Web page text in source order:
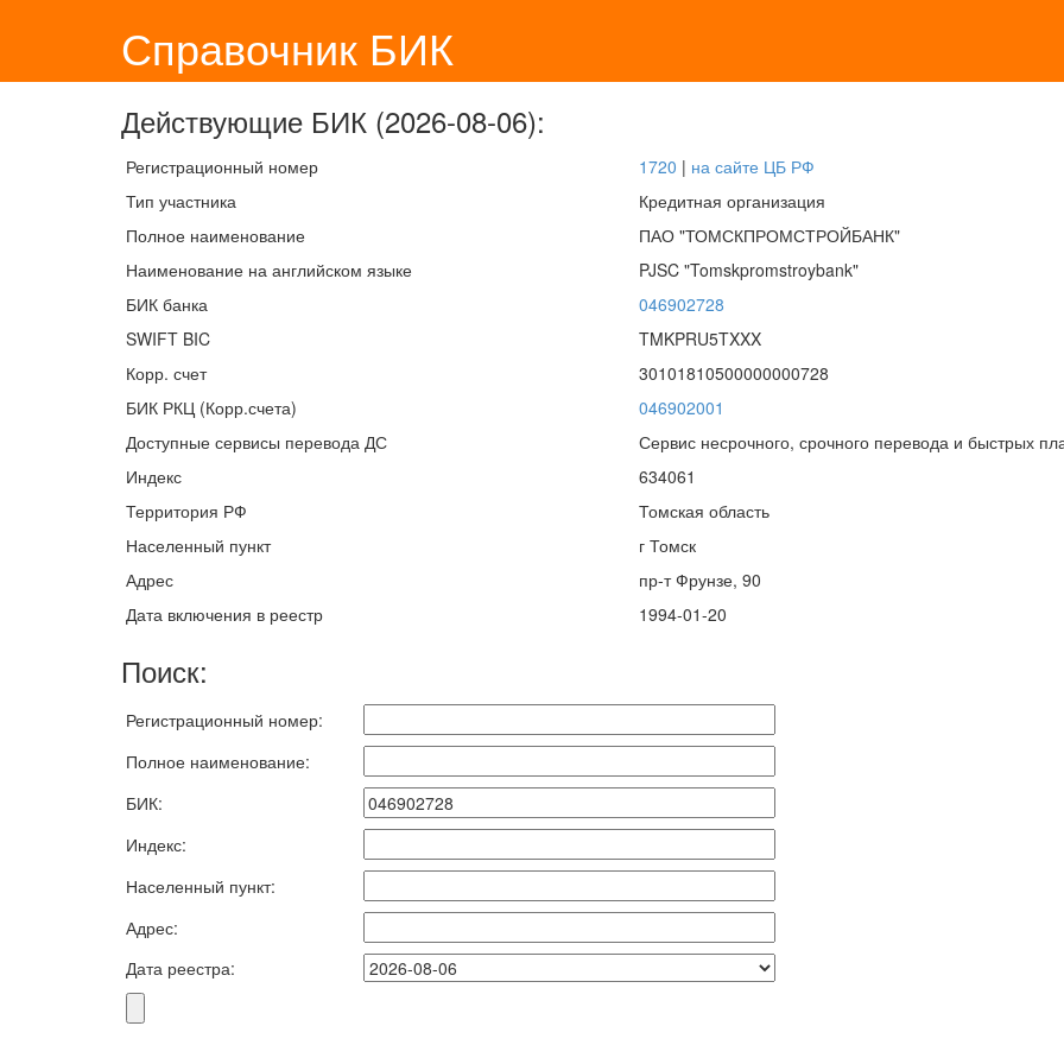
Справочник БИК
Действующие БИК (2026-08-06):
Регистрационный номер 1720 | на сайте ЦБ РФ
Тип участника
Кредитная организация
Полное наименование
ПАО "ТОМСКПРОМСТРОЙБАНК"
Наименование на английском языке
PJSC "Tomskpromstroybank"
БИК банка
046902728
SWIFT BIC
TMKPRU5TXXX
Корр. счет
30101810500000000728
БИК РКЦ (Корр.счета)
046902001
Доступные сервисы перевода ДС
Сервис несрочного, срочного перевода и быстрых
Индекс
634061
Территория РФ
Томская область
Населенный пункт
г Томск
Адрес
пр-т Фрунзе, 90
Дата включения в реестр
1994-01-20
Поиск:
Регистрационный номер:
Полное наименование:
БИК:
Индекс:
Населенный пункт:
Адрес:
Дата реестра: